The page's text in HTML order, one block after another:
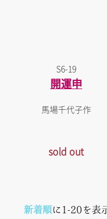
S6-19
開運申
馬場千代子作
sold out
新着順に1-20を表